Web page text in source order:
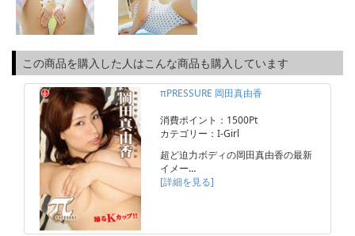
この商品を購入した人はこんな商品も購入しています
πPRESSURE 岡田真由香
消費ポイント：1500Pt
カテゴリー：I-Girl
超ど迫力ボディの岡田真由香の最新
イメー…
[詳細を見る]